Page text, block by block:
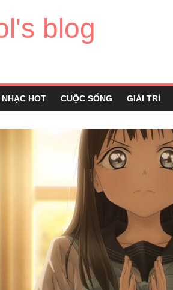
blog
NHẠC HOT CUỘC SỐNG GIẢI TRÍ